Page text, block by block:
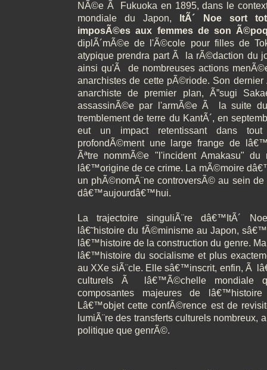
NÃ©e Ã Fukuoka en 1895, dans le
mondiale du Japon,
ItÃ´ Noe sort
imposÃ©es aux femmes de son
diplÃ´mÃ©e de l'Ã©cole pour filles de
atypique prendra part Ã la rÃ©daction du
ainsi qu'Ã de nombreuses actions
anarchistes de cette pÃ©riode. Son
anarchiste de premier plan, Ã”sugi
assassinÃ©e par l'armÃ©e Ã la suite
tremblement de terre du KantÃ´, en
eut un impact retentissant dans
profondÃ©ment une large frange de
Ãªtre nommÃ©e "l'incident Amakasu"
lâ€™origine de ce crime. La mÃ©moire
un phÃ©nomÃ¨ne controversÃ© au sein
dâ€™aujourdâ€™hui.
La trajectoire singuliÃ¨re dâ€™ItÃ´
lâ€˜histoire du fÃ©minisme au Japon,
lâ€™histoire de la construction du genre.
lâ€™histoire du socialisme et plus
au XXe siÃ¨cle. Elle sâ€™inscrit, enfin, Ã
culturels Ã lâ€™Ã©chelle mondiale
composantes majeures de
Lâ€™objet cette confÃ©rence est de
lumiÃ¨re des transferts culturels nombreux,
politique que genrÃ©.